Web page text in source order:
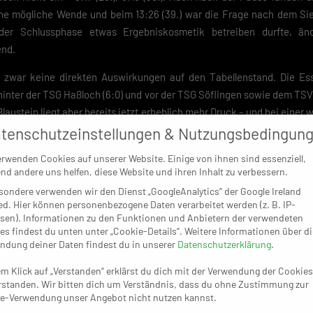
mögliche Wende und beim 13:26 (39.) war die Frage nach dem
Schlussphase etwas Ergebniskosmetik betreiben durfte,
keine direkten Auswirkungen auf den Tabellenstand. Die
der TSG Haßloch (6:0) und vor der TSG Söflingen sowie dem
liegt aber bereits jetzt erheblich mehr Druck – und bei einer
– der es am Ende für den Klassenerhalt mindestens sein
endgültig verspielt.
Domingo – Schmidt (4), Schenderlein, Fabian Neher (2),
(4), Sayin, Stumpf (2), Buschhaus (3), Telohe (2), Ellwanger (1).
&
Cookies auf unserer Website. Einige von ihnen sind essenziell,
andere uns helfen, diese Website und ihren Inhalt zu verbessern.
verwenden wir den Dienst „GoogleAnalytics“ der Google Ireland
Hier können personenbezogene Daten verarbeitet werden (z. B. IP-
Informationen zu den Funktionen und Anbietern der verwendeten
findest du unten unter „Cookie-Details“. Weitere Informationen über
deiner Daten findest du in unserer Datenschutzerklärung.
Klick auf „Verstanden“ erklärst du dich mit der Verwendung der Cookies
Wir bitten dich um Verständnis, dass du ohne Zustimmung zur
Verwendung unser Angebot nicht nutzen kannst.